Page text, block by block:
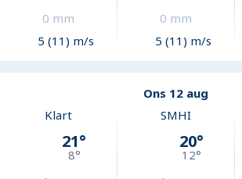
0 mm
5 (11) m/s
0 mm
5 (11) m/s
Ons 12 aug
Klart
21°
8°
SMHI
20°
12°